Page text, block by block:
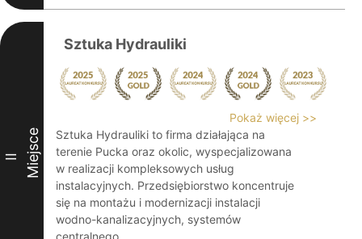
II Miejsce
Sztuka Hydrauliki
Pokaż więcej >>
Sztuka Hydrauliki to firma działająca na
terenie Pucka oraz okolic, wyspecjalizowana
w realizacji kompleksowych usług
instalacyjnych. Przedsiębiorstwo koncentruje
się na montażu i modernizacji instalacji
wodno-kanalizacyjnych, systemów
centralnego ...